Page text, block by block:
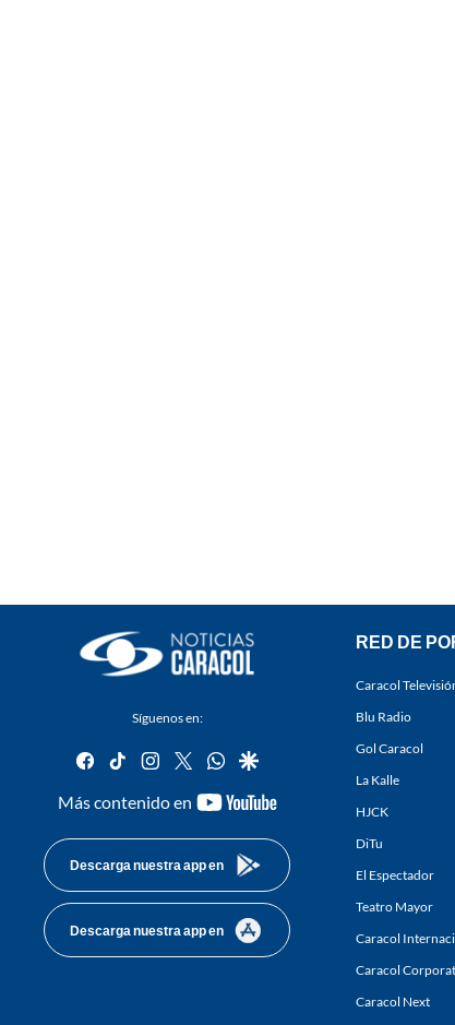
Síguenos en:
facebook
tiktok instagram
twitterwhatsapp
google
Más contenido en
youtube-
Descarga nuestra app en
Descarga nuestra app en
RED DE
Caracol
Blu Radio
Gol Caracol
La Kalle
HJCK
DiTu
El Espectador
Teatro Mayor
Caracol
Caracol
Caracol Next